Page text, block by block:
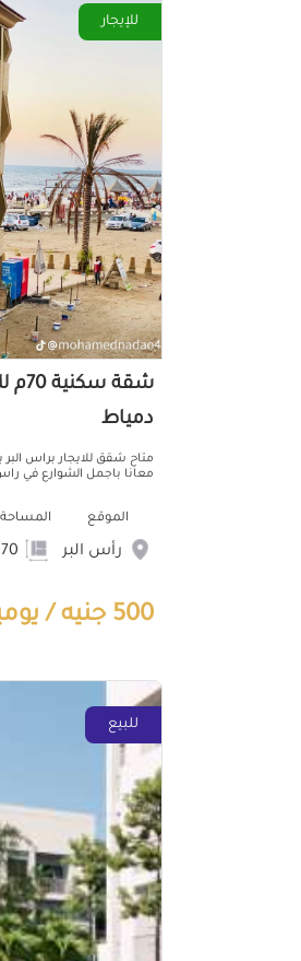
للإيجار
شقة
دمياط
متاح شقق للايجار براس
معانا باجمل الشوارع في راس
الموقع
رأس البر
المساحة
500 جنيه / يومياً
للبيع